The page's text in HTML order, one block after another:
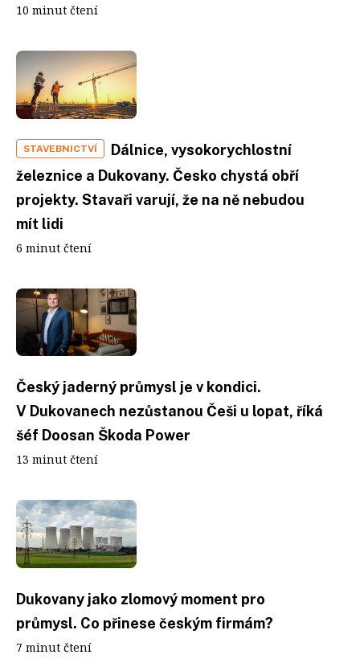
10 minut čtení
STAVEBNICTVÍ
Dálnice, vysokorychlostní
železnice a Dukovany. Česko chystá obří
projekty. Stavaři varují, že na ně nebudou
mít lidi
6 minut čtení
Český jaderný průmysl je v kondici.
V Dukovanech nezůstanou Češi u lopat, říká
šéf Doosan Škoda Power
13 minut čtení
Dukovany jako zlomový moment pro
průmysl. Co přinese českým firmám?
7 minut čtení